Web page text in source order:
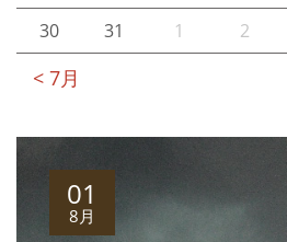
< 7月
30
31 1 2
01
8月